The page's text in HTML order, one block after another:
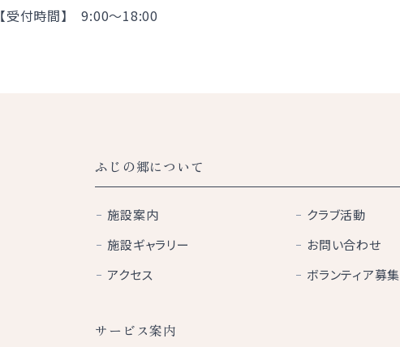
【受付時間】 9:00～18:00
ふじの郷について
施設案内
クラブ活動
施設ギャラリー
お問い合わせ
アクセス
ボランティア募集
サービス案内